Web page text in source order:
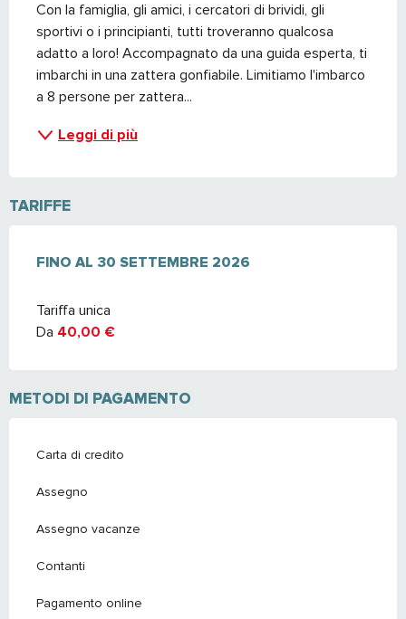
Con la famiglia, gli amici, i cercatori di brividi, gli
sportivi o i principianti, tutti troveranno qualcosa
adatto a loro! Accompagnato da una guida esperta, ti
imbarchi in una zattera gonfiabile. Limitiamo l'imbarco
a 8 persone per zattera...
Leggi di più
TARIFFE
DAL11 APRILE 2026AL30 SETTEMBRE 2026
FINO AL 30 SETTEMBRE 2026
Tariffa unica
Da 40,00 €
METODI DI PAGAMENTO
Carta di credito
Assegno
Assegno vacanze
Contanti
Pagamento online